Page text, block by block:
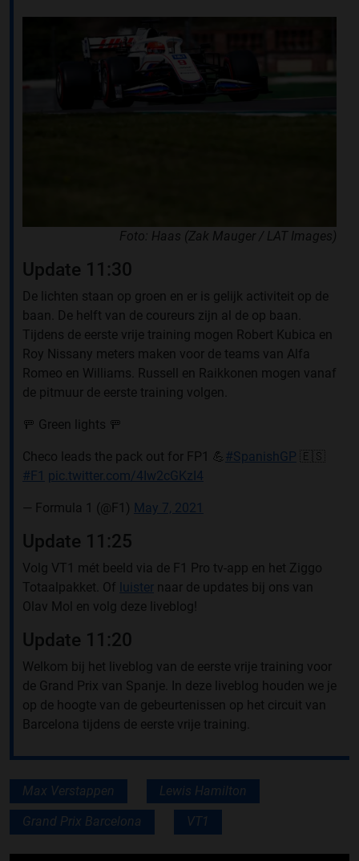
Foto: Haas (Zak Mauger / LAT Images)
Update 11:30
De lichten staan op groen en er is gelijk activiteit op de
baan. De helft van de coureurs zijn al de op baan.
Tijdens de eerste vrije training mogen Robert Kubica en
Roy Nissany meters maken voor de teams van Alfa
Romeo en Williams. Russell en Raikkonen mogen vanaf
de pitmuur de eerste training volgen.
🚥 Green lights 🚥
Checo leads the pack out for FP1 💪#SpanishGP 🇪🇸
#F1 pic.twitter.com/4Iw2cGKzI4
— Formula 1 (@F1) May 7, 2021
Update 11:25
Volg VT1 mét beeld via de F1 Pro tv-app en het Ziggo
Totaalpakket. Of luister naar de updates bij ons van
Olav Mol en volg deze liveblog!
Update 11:20
Welkom bij het liveblog van de eerste vrije training voor
de Grand Prix van Spanje. In deze liveblog houden we je
op de hoogte van de gebeurtenissen op het circuit van
Barcelona tijdens de eerste vrije training.
Max Verstappen Lewis Hamilton
Grand Prix Barcelona VT1